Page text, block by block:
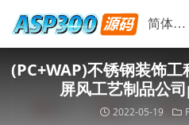
(PC+WAP)不锈钢装饰
屏风工艺制品公
2022-05-19